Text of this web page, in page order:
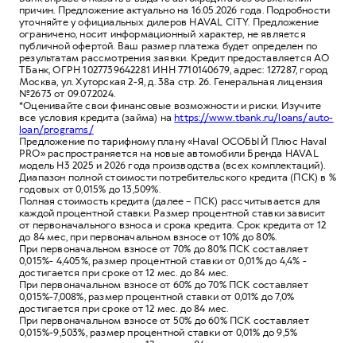
причин. Предложение актуально на 16.05.2026 года. Подробности
уточняйте у официальных дилеров HAVAL CITY. Предложение
ограничено, носит информационный характер, не является
публичной офертой. Ваш размер платежа будет определен по
результатам рассмотрения заявки. Кредит предоставляется АО
ТБанк, ОГРН 1027739642281 ИНН 7710140679, адрес: 127287, город
Москва, ул. Хуторская 2-Я, д. 38а стр. 26. Генеральная лицензия
№2673 от 09.07.2024.
*Оценивайте свои финансовые возможности и риски. Изучите
все условия кредита (займа) наhttps://www.tbank.ru/loans/auto-
loan/programs/
Предложение по тарифному плану «Haval ОСОБЫЙ Плюс Haval
PRO» распространяется на новые автомобили Бренда HAVAL
модель H3 2025 и 2026 года производства (всех комплектаций).
Диапазон полной стоимости потребительского кредита (ПСК) в %
годовых от 0,015% до 13,509%.
Полная стоимость кредита (далее – ПСК) рассчитывается для
каждой процентной ставки. Размер процентной ставки зависит
от первоначального взноса и срока кредита. Срок кредита от 12
до 84 мес, при первоначальном взносе от 10% до 80%.
При первоначальном взносе от 70% до 80% ПСК составляет
0,015%- 4,405%, размер процентной ставки от 0,01% до 4,4% -
достигается при сроке от 12 мес. до 84 мес.
При первоначальном взносе от 60% до 70% ПСК составляет
0,015%-7,008%, размер процентной ставки от 0,01% до 7,0%
достигается при сроке от 12 мес. до 84 мес.
При первоначальном взносе от 50% до 60% ПСК составляет
0,015%-9,503%, размер процентной ставки от 0,01% до 9,5%